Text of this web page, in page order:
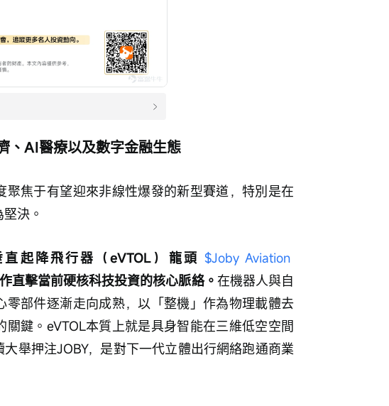
、AI醫療以及數字金融生態
聚焦于有望迎來非線性爆發的新型賽道，特別是在
決。
起降飛行器（eVTOL）龍頭 $Joby Aviation
直擊當前硬核科技投資的核心脈絡。 在機器人與自
零部件逐漸走向成熟，以「整機」作為物理載體去
鍵。eVTOL本質上就是具身智能在三維低空空間
舉押注JOBY，是對下一代立體出行網絡跑通商業